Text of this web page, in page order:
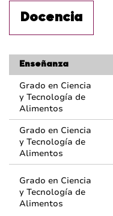
Docencia
Enseñanza
Grado en Ciencia
y Tecnología de
Alimentos
Grado en Ciencia
y Tecnología de
Alimentos
Grado en Ciencia
y Tecnología de
Alimentos